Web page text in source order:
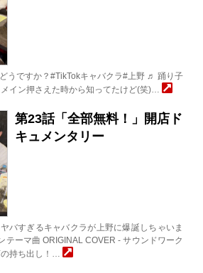
うですか？#TikTokキャバクラ#上野 ♬ 踊り子
イン押さえた時から知ってたけど(笑)…
第23話「全部無料！」開店ド
キュメンタリー
バすぎるキャバクラが上野に爆誕しちゃいま
ーマ曲 ORIGINAL COVER - サウンドワーク
の持ち出し！…